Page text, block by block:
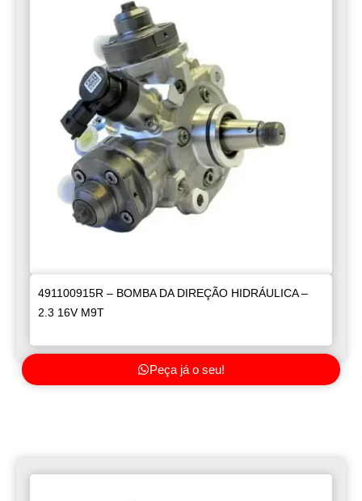
491100915R – BOMBA DA DIREÇÃO HIDRÁULICA –
2.3 16V M9T
Peça já o seu!